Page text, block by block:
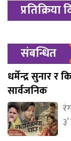
प्रतिक्रिया
संबन्धित
धर्मेन्द्र सुनार र
सार्वजनिक